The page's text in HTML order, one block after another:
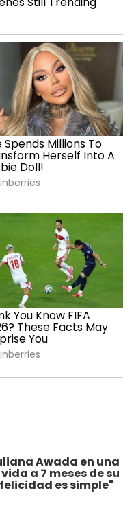
Awada en una
a 7 meses de su
es simple"